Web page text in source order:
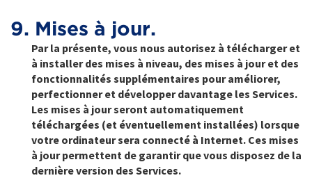
9. Mises à jour.
Par la présente, vous nous autorisez à télécharger et
à installer des mises à niveau, des mises à jour et des
fonctionnalités supplémentaires pour améliorer,
perfectionner et développer davantage les Services.
Les mises à jour seront automatiquement
téléchargées (et éventuellement installées) lorsque
votre ordinateur sera connecté à Internet. Ces mises
à jour permettent de garantir que vous disposez de la
dernière version des Services.